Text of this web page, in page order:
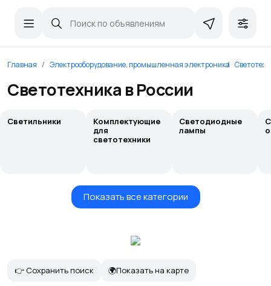
Главная Электрооборудование, промышленная электроника
Светотехника в России
Светильники
Комплектующие
для
светотехники
Светодиодные
лампы
Показать все категории
👉 Сохранить поиск 🌍Показать на карте